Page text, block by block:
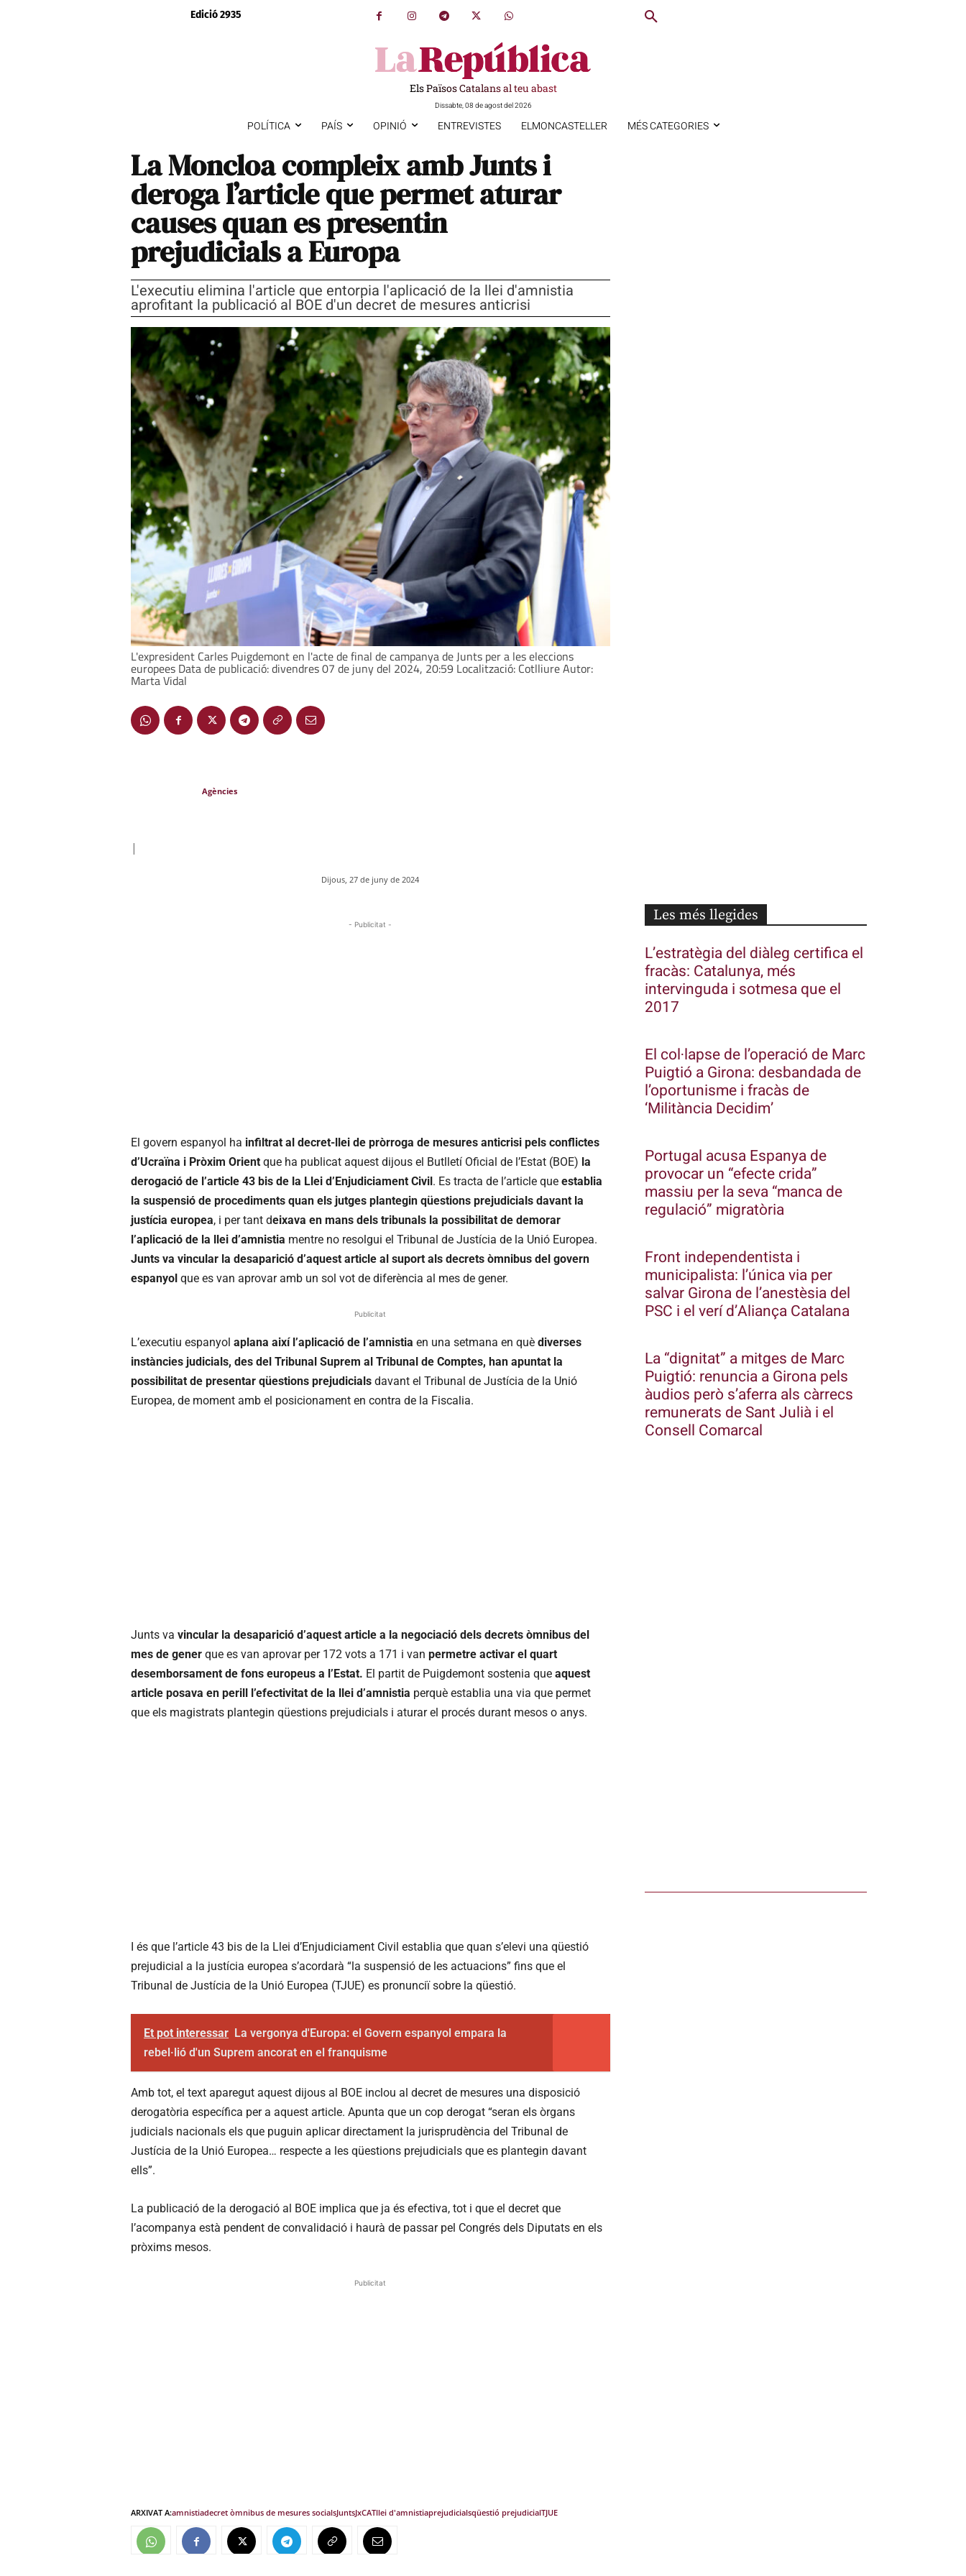
Edició 2935
Els Països Catalans al teu abast
Dissabte, 08 de agost del 2026
POLÍTICA PAÍS OPINIÓ ENTREVISTES ELMONCASTELLER MÉS CATEGORIES
La Moncloa compleix amb Junts i
deroga l’article que permet aturar
causes quan es presentin
prejudicials a Europa
L'executiu elimina l'article que entorpia l'aplicació de la llei d'amnistia
aprofitant la publicació al BOE d'un decret de mesures anticrisi
L'expresident Carles Puigdemont en l'acte de final de campanya de Junts per a les eleccions
europees Data de publicació: divendres 07 de juny del 2024, 20:59 Localització: Cotlliure Autor:
Marta Vidal
Agències
|
Dijous, 27 de juny de 2024
- Publicitat -
El govern espanyol ha infiltrat al decret-llei de pròrroga de mesures anticrisi pels conflictes
d’Ucraïna i Pròxim Orient que ha publicat aquest dijous el Butlletí Oficial de l’Estat (BOE) la
derogació de l’article 43 bis de la Llei d’Enjudiciament Civil. Es tracta de l’article que establia
la suspensió de procediments quan els jutges plantegin qüestions prejudicials davant la
justícia europea, i per tant deixava en mans dels tribunals la possibilitat de demorar
l’aplicació de la llei d’amnistia mentre no resolgui el Tribunal de Justícia de la Unió Europea.
Junts va vincular la desaparició d’aquest article al suport als decrets òmnibus del govern
espanyol que es van aprovar amb un sol vot de diferència al mes de gener.
Publicitat
L’executiu espanyol aplana així l’aplicació de l’amnistia en una setmana en què diverses
instàncies judicials, des del Tribunal Suprem al Tribunal de Comptes, han apuntat la
possibilitat de presentar qüestions prejudicials davant el Tribunal de Justícia de la Unió
Europea, de moment amb el posicionament en contra de la Fiscalia.
Junts va vincular la desaparició d’aquest article a la negociació dels decrets òmnibus del
mes de gener que es van aprovar per 172 vots a 171 i van permetre activar el quart
desemborsament de fons europeus a l’Estat. El partit de Puigdemont sostenia que aquest
article posava en perill l’efectivitat de la llei d’amnistia perquè establia una via que permet
que els magistrats plantegin qüestions prejudicials i aturar el procés durant mesos o anys.
I és que l’article 43 bis de la Llei d’Enjudiciament Civil establia que quan s’elevi una qüestió
prejudicial a la justícia europea s’acordarà “la suspensió de les actuacions” fins que el
Tribunal de Justícia de la Unió Europea (TJUE) es pronunciï sobre la qüestió.
Et pot interessar La vergonya d'Europa: el Govern espanyol empara la
rebel·lió d'un Suprem ancorat en el franquisme
Amb tot, el text aparegut aquest dijous al BOE inclou al decret de mesures una disposició
derogatòria específica per a aquest article. Apunta que un cop derogat “seran els òrgans
judicials nacionals els que puguin aplicar directament la jurisprudència del Tribunal de
Justícia de la Unió Europea… respecte a les qüestions prejudicials que es plantegin davant
ells”.
La publicació de la derogació al BOE implica que ja és efectiva, tot i que el decret que
l’acompanya està pendent de convalidació i haurà de passar pel Congrés dels Diputats en els
pròxims mesos.
Publicitat
ARXIVAT A:amnistiadecret òmnibus de mesures socialsJuntsJxCATllei d'amnistiaprejudicialsqüestió prejudicialTJUE
Les més llegides
L’estratègia del diàleg certifica el
fracàs: Catalunya, més
intervinguda i sotmesa que el
2017
El col·lapse de l’operació de Marc
Puigtió a Girona: desbandada de
l’oportunisme i fracàs de
‘Militància Decidim’
Portugal acusa Espanya de
provocar un “efecte crida”
massiu per la seva “manca de
regulació” migratòria
Front independentista i
municipalista: l’única via per
salvar Girona de l’anestèsia del
PSC i el verí d’Aliança Catalana
La “dignitat” a mitges de Marc
Puigtió: renuncia a Girona pels
àudios però s’aferra als càrrecs
remunerats de Sant Julià i el
Consell Comarcal